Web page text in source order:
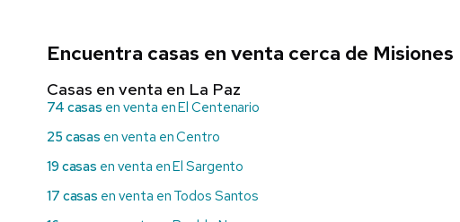
Encuentra casas en venta cerca de Misiones
Casas en venta en La Paz
74 casas en venta en El Centenario
25 casas en venta en Centro
19 casas en venta en El Sargento
17 casas en venta en Todos Santos